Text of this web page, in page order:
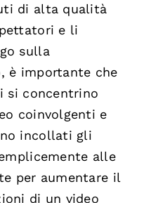
di alta qualità
e li
sulla
è importante che
si concentrino
coinvolgenti e
incollati gli
alle
per aumentare il
di un video